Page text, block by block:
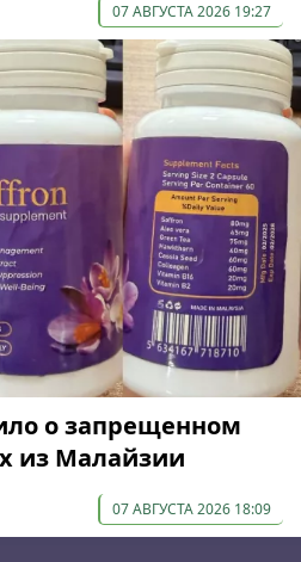
07 АВГУСТА 2026 19:27
о запрещенном
из Малайзии
07 АВГУСТА 2026 18:09